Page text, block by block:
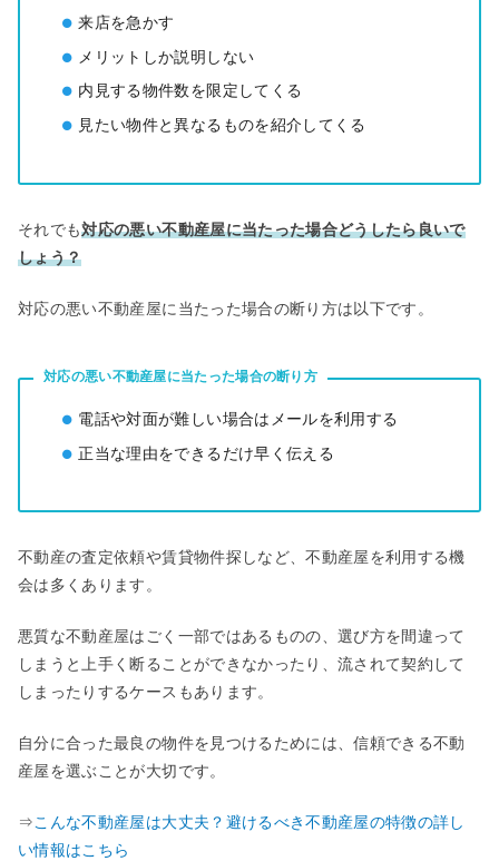
来店を急かす
メリットしか説明しない
内見する物件数を限定してくる
見たい物件と異なるものを紹介してくる
それでも対応の悪い不動産屋に当たった場合どうしたら良いで
しょう？
対応の悪い不動産屋に当たった場合の断り⽅は以下です。
対応の悪い不動産屋に当たった場合の断り⽅
電話や対面が難しい場合はメールを利用する
正当な理由をできるだけ早く伝える
不動産の査定依頼や賃貸物件探しなど、不動産屋を利用する機
会は多くあります。
悪質な不動産屋はごく一部ではあるものの、選び方を間違って
しまうと上手く断ることができなかったり、流されて契約して
しまったりするケースもあります。
自分に合った最良の物件を見つけるためには、信頼できる不動
産屋を選ぶことが大切です。
⇒こんな不動産屋は⼤丈夫？避けるべき不動産屋の特徴の詳し
い情報はこちら